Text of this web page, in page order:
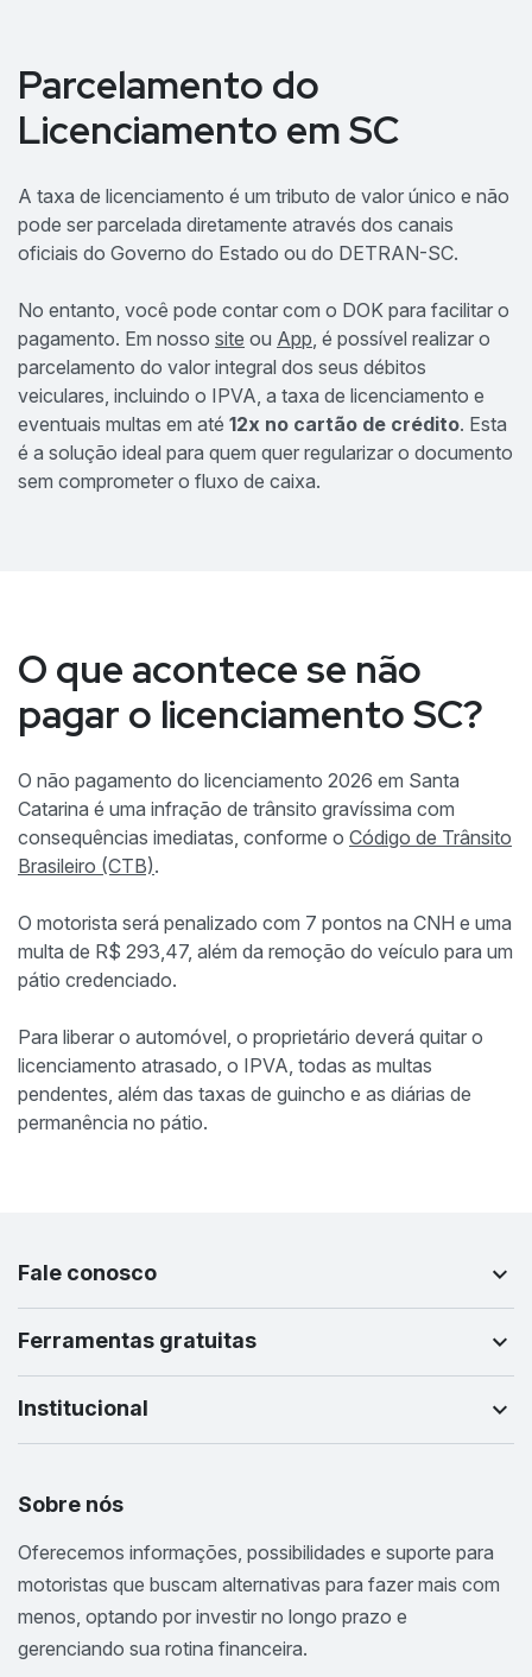
Parcelamento do
Licenciamento em SC
A taxa de licenciamento é um tributo de valor único e não
pode ser parcelada diretamente através dos canais
oficiais do Governo do Estado ou do DETRAN-SC.
No entanto, você pode contar com o DOK para facilitar o
pagamento. Em nosso site ou App , é possível realizar o
parcelamento do valor integral dos seus débitos
veiculares, incluindo o IPVA, a taxa de licenciamento e
eventuais multas em até 12x no cartão de crédito. Esta
é a solução ideal para quem quer regularizar o documento
sem comprometer o fluxo de caixa.
O que acontece se não
pagar o licenciamento SC?
O não pagamento do licenciamento 2026 em Santa
Catarina é uma infração de trânsito gravíssima com
consequências imediatas, conforme o Código de Trânsito
Brasileiro (CTB).
O motorista será penalizado com 7 pontos na CNH e uma
multa de R$ 293,47, além da remoção do veículo para um
pátio credenciado.
Para liberar o automóvel, o proprietário deverá quitar o
licenciamento atrasado, o IPVA, todas as multas
pendentes, além das taxas de guincho e as diárias de
permanência no pátio.
Fale conosco
Ferramentas gratuitas
Institucional
Sobre nós
Oferecemos informações, possibilidades e suporte para
motoristas que buscam alternativas para fazer mais com
menos, optando por investir no longo prazo e
gerenciando sua rotina financeira.